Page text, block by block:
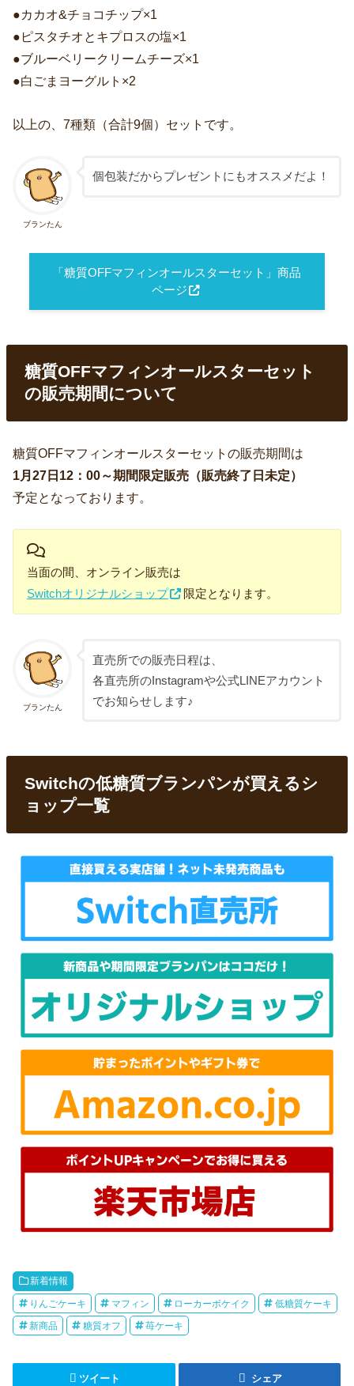
●カカオ&チョコチップ×1
●ピスタチオとキプロスの塩×1
●ブルーベリークリームチーズ×1
●白ごまヨーグルト×2
以上の、7種類（合計9個）セットです。
ブランたん
個包装だからプレゼントにもオススメだよ！
「糖質OFFマフィンオールスターセット」商品
ページ
糖質OFFマフィンオールスターセット
の販売期間について
糖質OFFマフィンオールスターセットの販売期間は
1月27日12：00～期間限定販売（販売終了日未定）
予定となっております。
当面の間、オンライン販売は
Switchオリジナルショップ
限定となります。
ブランたん
直売所での販売日程は、
各直売所のInstagramや公式LINEアカウント
でお知らせします♪
Switchの低糖質ブランパンが買えるシ
ョップ一覧
新着情報
りんごケーキ マフィン ローカーボケイク 低糖質ケーキ
新商品 糖質オフ 苺ケーキ
ツイート シェア